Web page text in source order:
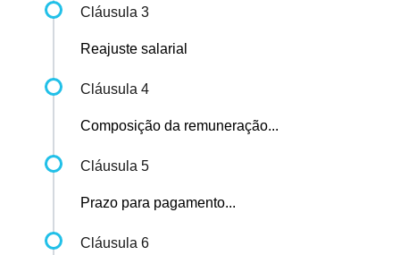
Cláusula 3
Reajuste salarial
Cláusula 4
Composição da remuneração...
Cláusula 5
Prazo para pagamento...
Cláusula 6